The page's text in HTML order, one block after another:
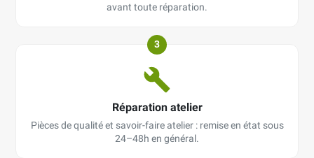
avant toute réparation.
3
Réparation atelier
Pièces de qualité et savoir-faire atelier : remise en état sous
24–48h en général.